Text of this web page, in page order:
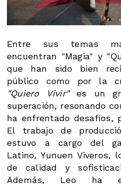
Entre sus temas
encuentran "Magia" y
que han sido bien
público como por la
"Quiero Vivir"es un
superación, resonando
ha enfrentado desafíos,
El trabajo de
estuvo a cargo del
Latino, Yunuen Viveros,
de calidad y
Además, Leo ha